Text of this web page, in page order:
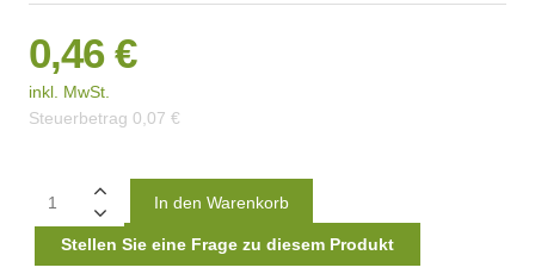
0,46 €
inkl. MwSt.
Steuerbetrag 0,07 €
Stellen Sie eine Frage zu diesem Produkt